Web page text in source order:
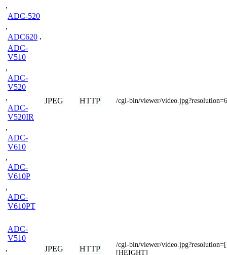
,
ADC-520
,
ADC620 ,
ADC-
V510
,
ADC-
V520
,
ADC-
V520IR
,
ADC-
V610
,
ADC-
V610P
,
ADC-
V610PT
JPEG HTTP /cgi-bin/viewer/
ADC-
V510
,
JPEG HTTP
/cgi-bin/viewer/
[HEIGHT]